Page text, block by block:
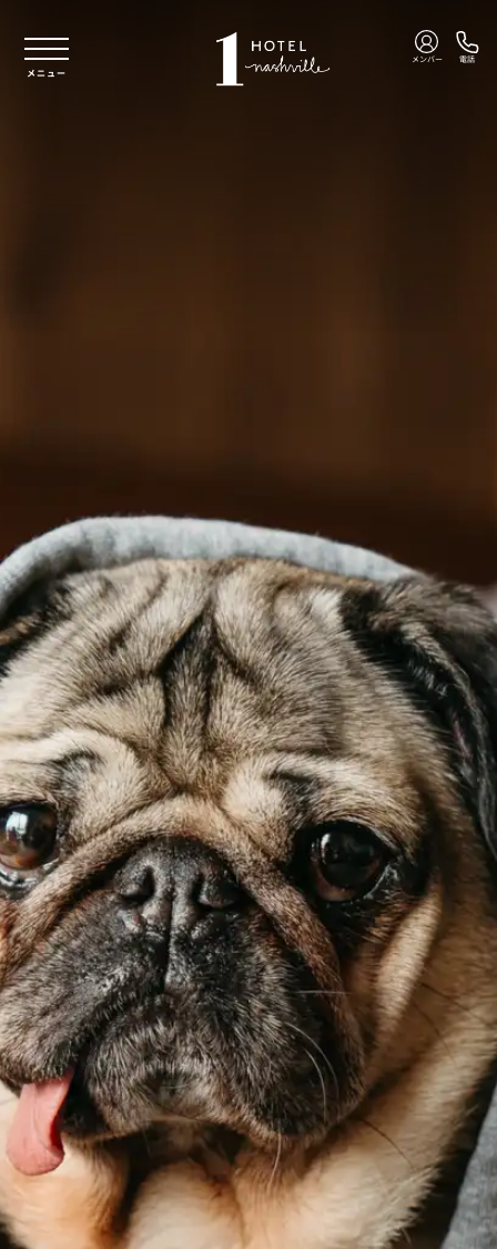
メニュー
メンバー 電話